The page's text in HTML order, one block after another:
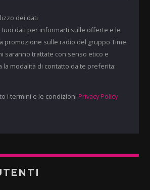
dei dati
tuoi dati per informarti sulle offerte e le
promozione sulle radio del gruppo Time.
saranno trattate con senso etico e
la modalità di contatto da te preferita:
i termini e le condizioni Privacy Policy